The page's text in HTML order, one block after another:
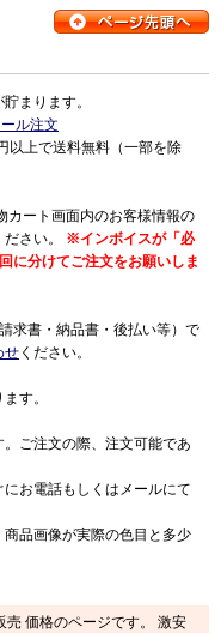
貯まります。
ール注文
以上で送料無料（一部を除
カート画面内のお客様情報の
さい。 ※インボイスが「必
に分けてご注文をお願いしま
求書・納品書・後払い等）で
せ ください。
す。
ご注文の際、注文可能であ
お電話もしくはメールにて
品画像が実際の色目と多少
売 価格のページです。 激安